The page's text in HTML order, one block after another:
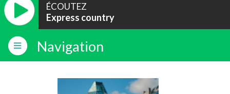
ÉCOUTEZ
Express country
Navigation